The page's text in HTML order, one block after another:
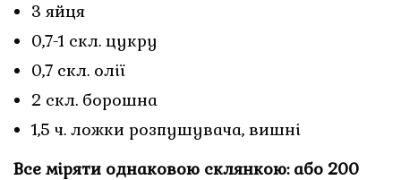
3 яйця
0,7-1 скл. цукру
0,7 скл. олії
2 скл. борошна
1,5 ч. ложки розпушувача, вишні
Все міряти однаковою склянкою: або 200